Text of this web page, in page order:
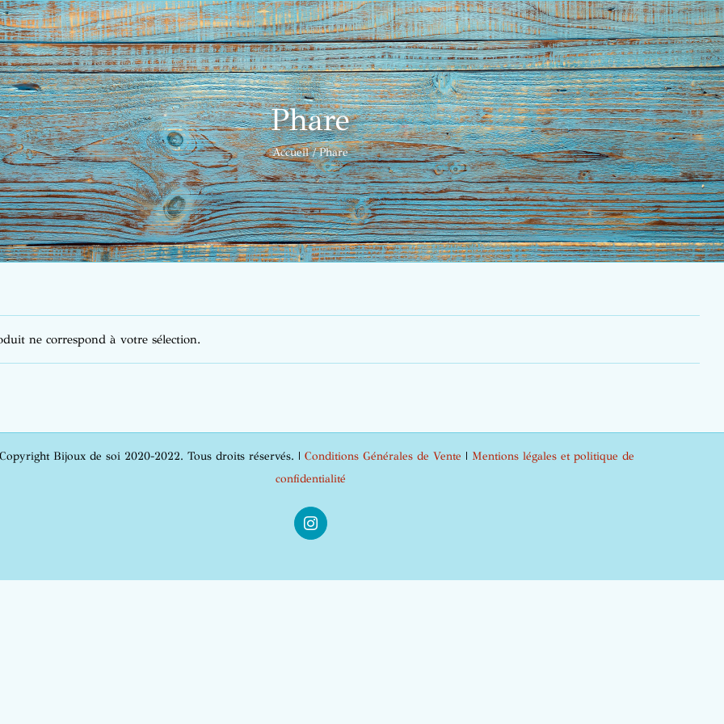
Phare
Accueil Phare
ne correspond à votre sélection.
Bijoux de soi 2020-2022. Tous droits réservés. | Conditions Générales de Vente | Mentions légales et politique de
confidentialité
Instagram